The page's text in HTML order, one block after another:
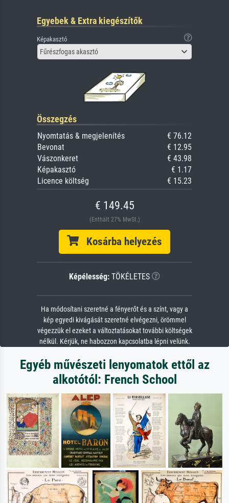
Egyebek & Extra kiegészítők
Képakasztó
Fűrészfogas akasztó
Összegzés
Nyomtatás & megjelenítés
€ 76.12
Bevonat
€ 12.95
Vászonkeret
€ 43.98
Képakasztó
€ 1.17
Licence költség
€ 15.23
€ 149.45
(Enthält 27% MwSt.)
Kosárba helyezés
Képélesség: TÖKÉLETES
Ha módosítani szeretné a fényerőt és a színt, vagy a
kép egyedi kivágását szeretné elvégezni, örömmel
végezzük el ezeket a változtatásokat további költségek
nélkül. Kérjük, ne habozzon kapcsolatba lépni velünk.
Egyéb művészeti lenyomatok ettől az
alkotótól: French School